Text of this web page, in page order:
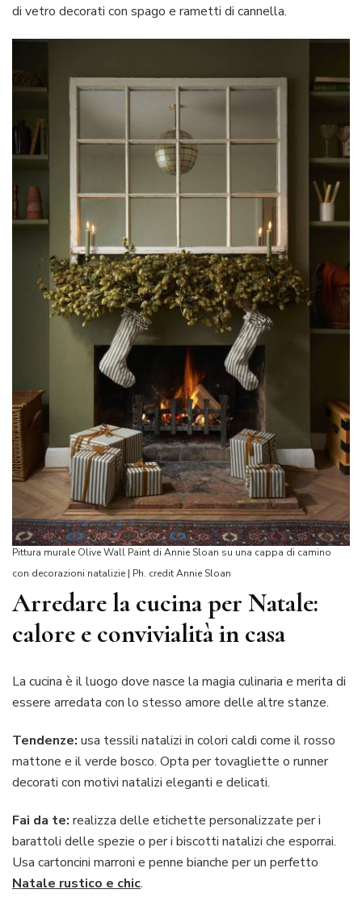
di vetro decorati con spago e rametti di cannella.
Pittura murale Olive Wall Paint di Annie Sloan su una cappa di camino
con decorazioni natalizie | Ph. credit Annie Sloan
Arredare la cucina per Natale:
calore e convivialità in casa
La cucina è il luogo dove nasce la magia culinaria e merita di
essere arredata con lo stesso amore delle altre stanze.
Tendenze: usa tessili natalizi in colori caldi come il rosso
mattone e il verde bosco. Opta per tovagliette o runner
decorati con motivi natalizi eleganti e delicati.
Fai da te: realizza delle etichette personalizzate per i
barattoli delle spezie o per i biscotti natalizi che esporrai.
Usa cartoncini marroni e penne bianche per un perfetto
Natale rustico e chic.